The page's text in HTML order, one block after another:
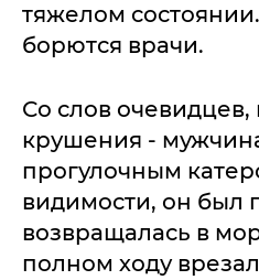
тяжелом
борются врачи.
Со слов
крушения -
прогулочным
видимости, он был
возвращалась в
полном ходу